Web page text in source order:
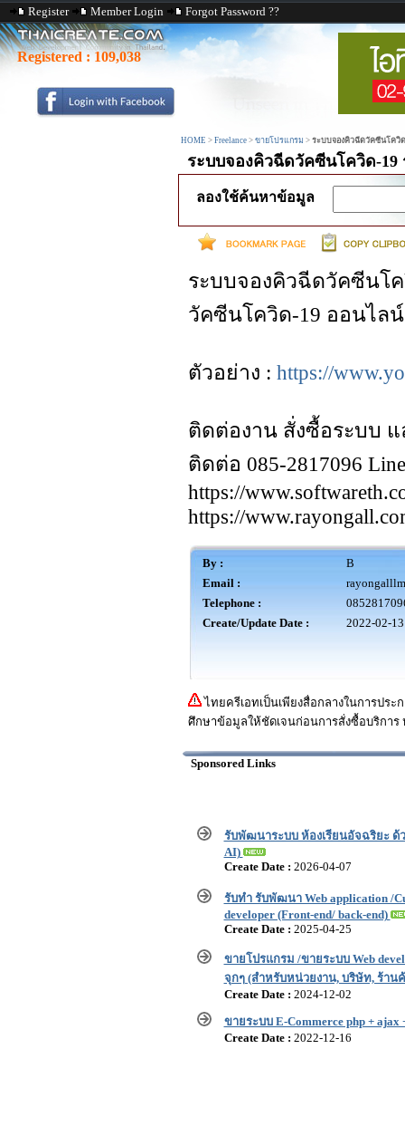
Register Member Login Forgot Password ??
Registered : 109,038
HOME > Freelance > ขายโปรแกรม > ระบบจองคิวฉีดวัคซีนโควิ
ระบบจองคิวฉีดวัคซีนโควิด-19
ลองใช้ค้นหาข้อมูล
ระบบจองคิวฉีดวัคซีนโ
วัคซีนโควิด-19 ออนไลน์
ตัวอย่าง : https://
ติดต่องาน สั่งซื้อระบบ แ
ติดต่อ 085-2817096
https://
https://
By :
B
Email :
Telephone :
Create/Update Date :
2022-02-
ไทยครีเอทเป็นเพียงสื่อกลางในการปร
ศึกษาข้อมูลให้ชัดเจนก่อนการสั่งซื้อบริการ
Sponsored Links
รับพัฒนาระบบ ห้องเรียนอัจฉริยะ ด้ว
AI)
Create Date : 2026-04-07
รับทำ รับพัฒนา Web application /
developer (Front-end/ back-end)
Create Date : 2025-04-25
ขายโปรแกรม /ขายระบบ Web
จุกๆ (สำหรับหน่วยงาน, บริษัท, ร้าน
Create Date : 2024-12-02
ขายระบบ E-Commerce php + ajax
Create Date : 2022-12-16